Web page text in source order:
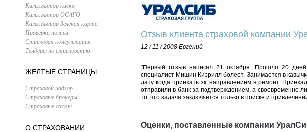
Калькулятор каско
Калькулятор ОСАГО
Калькулятор Зеленая карта
Проверка полиса
Страховая консультация
Тендеры по страхованию
ЖЕЛТЫЕ СТРАНИЦЫ
Страховой надзор
Страховые брокеры
Страховые союзы
О СТРАХОВАНИИ
Отзыв клиента страховой компании
12 / 11 / 2008 Евгений
"Первый отзыв написал 21 октября. Прошло 20
специалист Мишин Киррилл болеет. Занимается в
дату когда приехать за направлением в ремонт.
отправили в банк за подтверждением, а своевременно
то, что задача заключается только в поиске и
Оценки, поставленные компании